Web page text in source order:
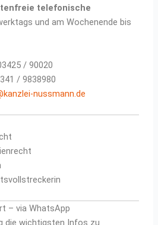
telefonische
und am Wochenende bis
/ 90020
/ 9838980
nussmann.de
– via WhatsApp